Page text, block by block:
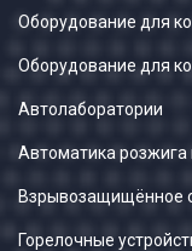
Оборудование для
Оборудование для
Автолаборатории
Автоматика розжига
Взрывозащищённое
Горелочные